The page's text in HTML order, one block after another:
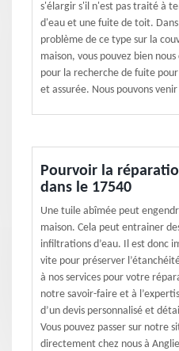
s'élargir s'il n'est pas traité à
d'eau et une fuite de toit. Dans
problème de ce type sur la
maison, vous pouvez bien
pour la recherche de fuite
et assurée. Nous pouvons
Pourvoir la
dans le 17540
Une tuile abîmée peut
maison. Cela peut entrainer
infiltrations d’eau. Il est donc
vite pour préserver
à nos services pour votre
notre savoir-faire et à
d’un devis personnalisé et
Vous pouvez passer sur notre
directement chez nous à